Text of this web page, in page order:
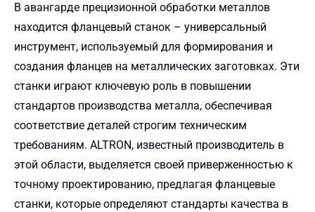
В авангарде прецизионной обработки металлов
находится фланцевый станок – универсальный
инструмент, используемый для формирования и
создания фланцев на металлических заготовках. Эти
станки играют ключевую роль в повышении
стандартов производства металла, обеспечивая
соответствие деталей строгим техническим
требованиям. ALTRON, известный производитель в
этой области, выделяется своей приверженностью к
точному проектированию, предлагая фланцевые
станки, которые определяют стандарты качества в